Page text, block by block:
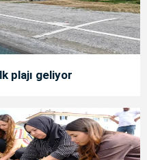
plajı geliyor